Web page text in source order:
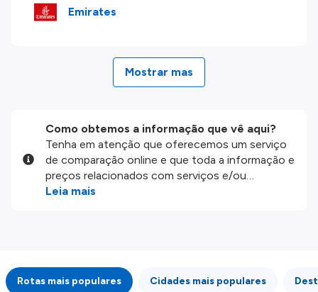
Emirates
Mostrar mas
Como obtemos a informação que vê aqui?
Tenha em atenção que oferecemos um serviço
de comparação online e que toda a informação e
preços relacionados com serviços e/ou
produtos disponíveis no nosso website são
integridade ou pela precisão da informação
publicada, por isso verifique com atenção todas
Leia mais
Rotas mais populares Cidades mais populares